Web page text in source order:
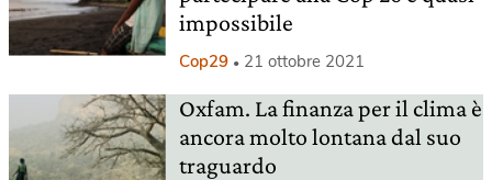
impossibile
Cop29 21 ottobre 2021
Oxfam. La finanza per il clima è
ancora molto lontana dal suo
traguardo